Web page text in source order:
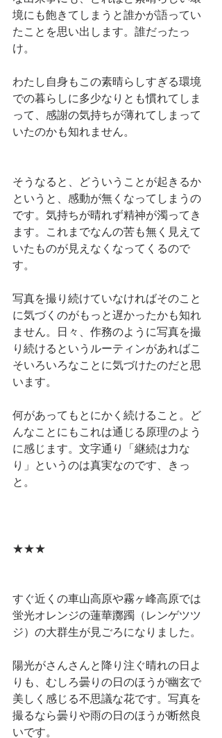
境にも飽きてしまうと誰かが語ってい
たことを思い出します。誰だったっ
け。
わたし自身もこの素晴らしすぎる環境
での暮らしに多少なりとも慣れてしま
って、感謝の気持ちが薄れてしまって
いたのかも知れません。
そうなると、どういうことが起きるか
というと、感動が無くなってしまうの
です。気持ちが晴れず精神が濁ってき
ます。これまでなんの苦も無く見えて
いたものが見えなくなってくるので
す。
写真を撮り続けていなければそのこと
に気づくのがもっと遅かったかも知れ
ません。日々、作務のように写真を撮
り続けるというルーティンがあればこ
そいろいろなことに気づけたのだと思
います。
何があってもとにかく続けること。ど
んなことにもこれは通じる原理のよう
に感じます。文字通り「継続は力な
り」というのは真実なのです、きっ
と。
★★★
すぐ近くの車山高原や霧ヶ峰高原では
蛍光オレンジの蓮華躑躅（レンゲツツ
ジ）の大群生が見ごろになりました。
陽光がさんさんと降り注ぐ晴れの日よ
りも、むしろ曇りの日のほうが幽玄で
美しく感じる不思議な花です。写真を
撮るなら曇りや雨の日のほうが断然良
いです。